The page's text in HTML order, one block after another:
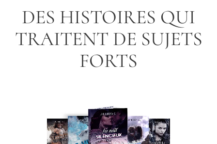
DES HISTOIRES QUI
TRAITENT DE SUJETS
FORTS